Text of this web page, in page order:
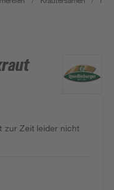
zur Zeit leider nicht